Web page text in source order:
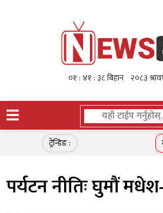
ट्रेन्डिङ :
पर्यटन नीतिः घुमौं